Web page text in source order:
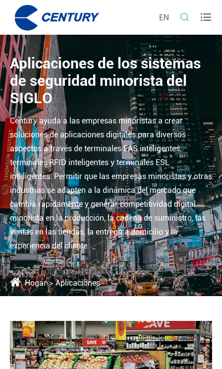
EN  
Aplicaciones de los sistemas
de seguridad minorista del
SIGLO
Century ayuda a las empresas minoristas a crear
soluciones de aplicaciones digitales para diversos
aspectos a través de terminales EAS inteligentes,
terminales RFID inteligentes y terminales ESL
inteligentes. Permitir que las empresas minoristas y otras
industrias se adapten a la dinámica del mercado que
cambia rápidamente y generar competitividad digital
minorista en la producción, la cadena de suministro, las
ventas en las tiendas, la entrega a domicilio y la
experiencia del cliente.
Hogar Aplicaciones